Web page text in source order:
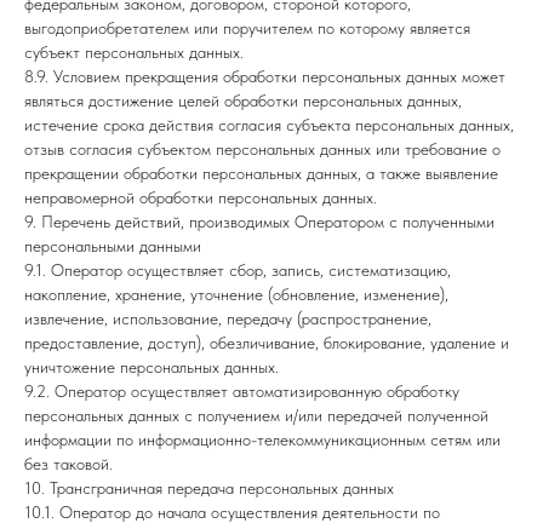
выгодоприобретателем или поручителем по которому является
субъект персональных данных.
8.9. Условием прекращения обработки персональных данных может
являться достижение целей обработки персональных данных,
истечение срока действия согласия субъекта персональных данных,
отзыв согласия субъектом персональных данных или требование о
прекращении обработки персональных данных, а также выявление
неправомерной обработки персональных данных.
9. Перечень действий, производимых Оператором с полученными
персональными данными
9.1. Оператор осуществляет сбор, запись, систематизацию,
накопление, хранение, уточнение (обновление, изменение),
извлечение, использование, передачу (распространение,
предоставление, доступ), обезличивание, блокирование, удаление и
уничтожение персональных данных.
9.2. Оператор осуществляет автоматизированную обработку
персональных данных с получением и/или передачей полученной
информации по информационно-телекоммуникационным сетям или
без таковой.
10. Трансграничная передача персональных данных
10.1. Оператор до начала осуществления деятельности по